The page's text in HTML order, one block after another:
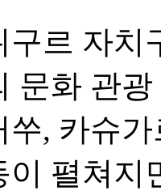
구르 자치
문화 관
쑤, 카슈
이 펼쳐지